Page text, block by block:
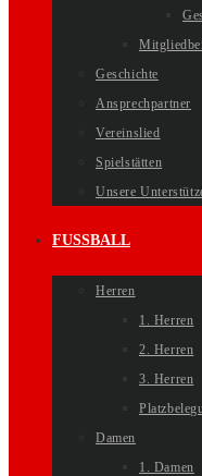
Geschichte
Ansprechpartner
Vereinslied
Spielstätten
Unsere
FUSSBALL
Herren
1. Herren
2. Herren
3. Herren
Damen
1. Damen